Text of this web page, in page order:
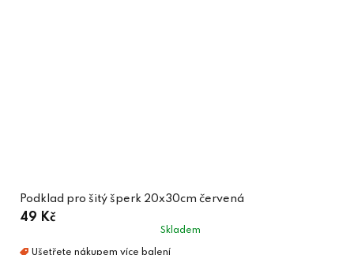
Podklad pro šitý šperk 20x30cm červená
49 Kč
Skladem